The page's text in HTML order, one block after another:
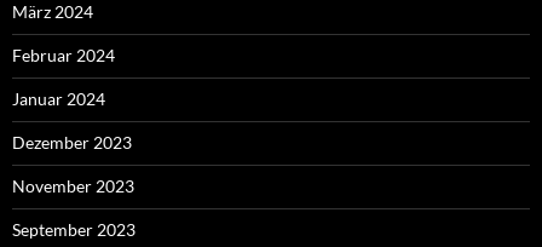
März 2024
Februar 2024
Januar 2024
Dezember 2023
November 2023
September 2023